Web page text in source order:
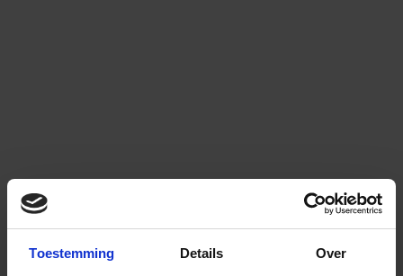
Toestemming Details Over